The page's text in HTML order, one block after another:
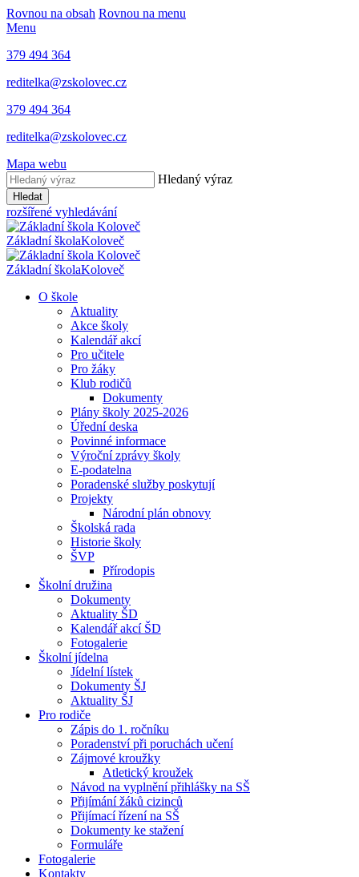
Rovnou na obsah Rovnou na menu
Menu
379 494 364
reditelka@zskolovec.cz
379 494 364
reditelka@zskolovec.cz
Mapa webu
Hledaný výraz
Hledat
rozšířené vyhledávání
Základní školaKoloveč
Základní školaKoloveč
O škole
Aktuality
Akce školy
Kalendář akcí
Pro učitele
Pro žáky
Klub rodičů
Dokumenty
Plány školy 2025-2026
Úřední deska
Povinné informace
Výroční zprávy školy
E-podatelna
Poradenské služby poskytují
Projekty
Národní plán obnovy
Školská rada
Historie školy
ŠVP
Přírodopis
Školní družina
Dokumenty
Aktuality ŠD
Kalendář akcí ŠD
Fotogalerie
Školní jídelna
Jídelní lístek
Dokumenty ŠJ
Aktuality ŠJ
Pro rodiče
Zápis do 1. ročníku
Poradenství při poruchách učení
Zájmové kroužky
Atletický kroužek
Návod na vyplnění přihlášky na SŠ
Přijímání žáků cizinců
Přijímací řízení na SŠ
Dokumenty ke stažení
Formuláře
Fotogalerie
Kontakty